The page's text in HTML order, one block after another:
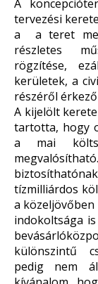
A
tervezési
a a teret
részletes
rögzítése,
kerületek, a
részéről
A kijelölt
tartotta, hogy
a mai
tízmilliárdos
a közeljövőben
indokoltsága
különszintű
pedig nem